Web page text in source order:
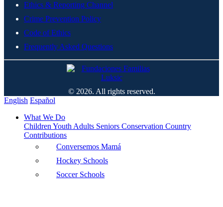
Ethics & Reporting Channel
Crime Prevention Policy
Code of Ethics
Frequently Asked Questions
© 2026. All rights reserved.
English Español
What We Do
Children Youth Adults Seniors Conservation Country
Contributions
Conversemos Mamá
Hockey Schools
Soccer Schools